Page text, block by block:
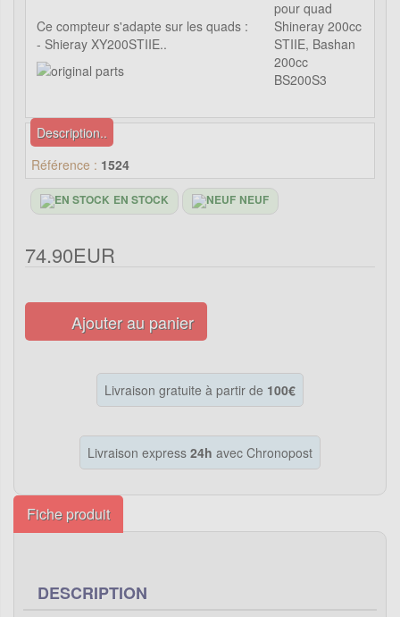
Ce compteur s'adapte sur les quads :
- Shieray XY200STIIE..
Description..
Référence : 1524
EN STOCK NEUF
74.90EUR
Ajouter au panier
Livraison gratuite à partir de 100€
Livraison express 24h avec Chronopost
Fiche produit
DESCRIPTION